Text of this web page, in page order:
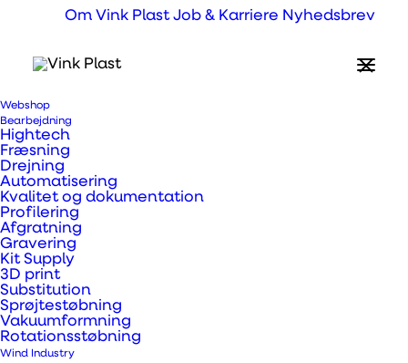
Om Vink Plast Job & Karriere Nyhedsbrev
Webshop
Bearbejdning
Hightech
Fræsning
Drejning
Automatisering
Kvalitet og dokumentation
Profilering
Afgratning
Gravering
Kit Supply
3D print
Substitution
Sprøjtestøbning
Vakuumformning
Rotationsstøbning
Wind Industry
Jacob Busk Jensen
Sales Director Distribution
Prev
Next